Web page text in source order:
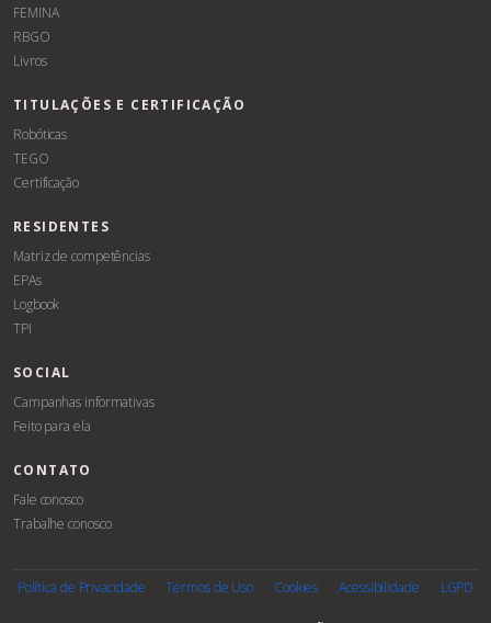
FEMINA
RBGO
Livros
TITULAÇÕES E CERTIFICAÇÃO
Robóticas
TEGO
Certificação
RESIDENTES
Matriz de competências
EPAs
Logbook
TPI
SOCIAL
Campanhas informativas
Feito para ela
CONTATO
Fale conosco
Trabalhe conosco
Política de Privacidade Termos de Uso Cookies Acessibilidade LGPD